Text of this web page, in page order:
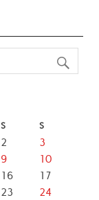
S S
2
3
9
10
16
17
23
24